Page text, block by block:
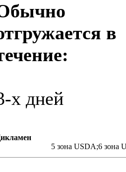
в
х дней
5 зона USDA;6 зона